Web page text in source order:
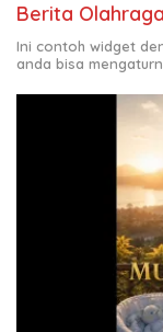
Berita Olahraga
Ini contoh widget
anda bisa